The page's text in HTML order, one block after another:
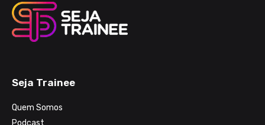
Seja Trainee
Quem Somos